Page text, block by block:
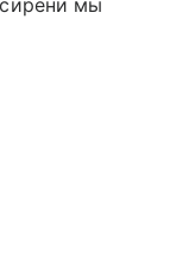
мы